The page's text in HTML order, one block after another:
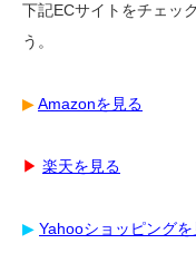
下記ECサイトをチェッ
う。
▶︎Amazonを見る
▶︎ 楽天を見る
▶︎ Yahooショッピングを